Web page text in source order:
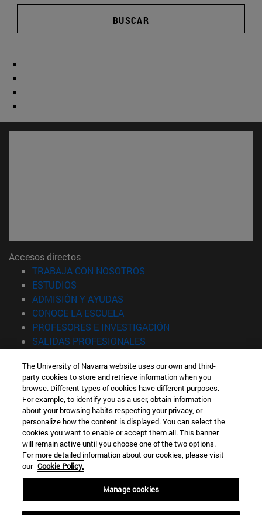
BUSCAR
Accesos directos
TRABAJA CON NOSOTROS
ESTUDIOS
ADMISIÓN Y AYUDAS
CONOCE LA ESCUELA(abre en nueva ventana)
PROFESORES E INVESTIGACIÓN
SALIDAS PROFESIONALES
Información
TFNO +34 943 21 98 77
¿QUÉ GRADO TE INTERESA?
¿QUÉ MÁSTER TE INTERESA?
© Universidad de Navarra
Información legal
Accesibilidad
Configuración de cookies
Localizador de campus
The University of Navarra website uses our own and third-
party cookies to store and retrieve information when you
browse. Different types of cookies have different purposes.
For example, to identify you as a user, obtain information
about your browsing habits respecting your privacy, or
personalize how the content is displayed. You can select the
cookies you want to enable or accept them all. This banner
will remain active until you choose one of the two options.
For more detailed information about our cookies, please visit
our Cookie Policy.
Manage cookies